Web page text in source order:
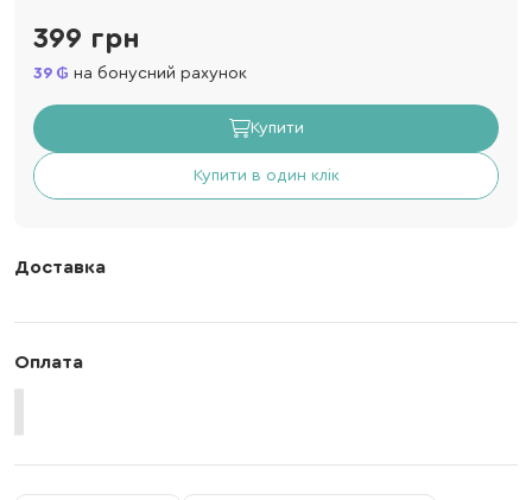
399 грн
39 на бонусний рахунок
Купити
Купити в один клік
Доставка
Оплата